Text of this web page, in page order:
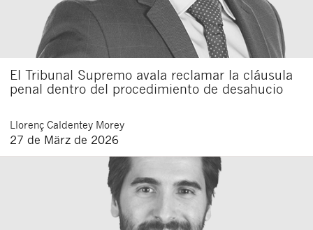
El Tribunal Supremo avala reclamar la cláusula
penal dentro del procedimiento de desahucio
Llorenç Caldentey Morey
27 de März de 2026